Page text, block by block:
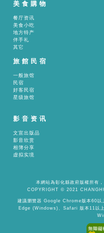
美食購物
餐厅资讯
美食小吃
地方特产
伴手礼
其它
旅館民宿
一般旅馆
民宿
好客民宿
星级旅馆
影音资讯
文宣出版品
影音欣赏
相簿分享
虚拟实境
本網站為彰化縣政府版權所有
COPYRIGHT © 2021
建議瀏覽器 Google Chrome版本60
Edge (Windows)、Safari 版本11以